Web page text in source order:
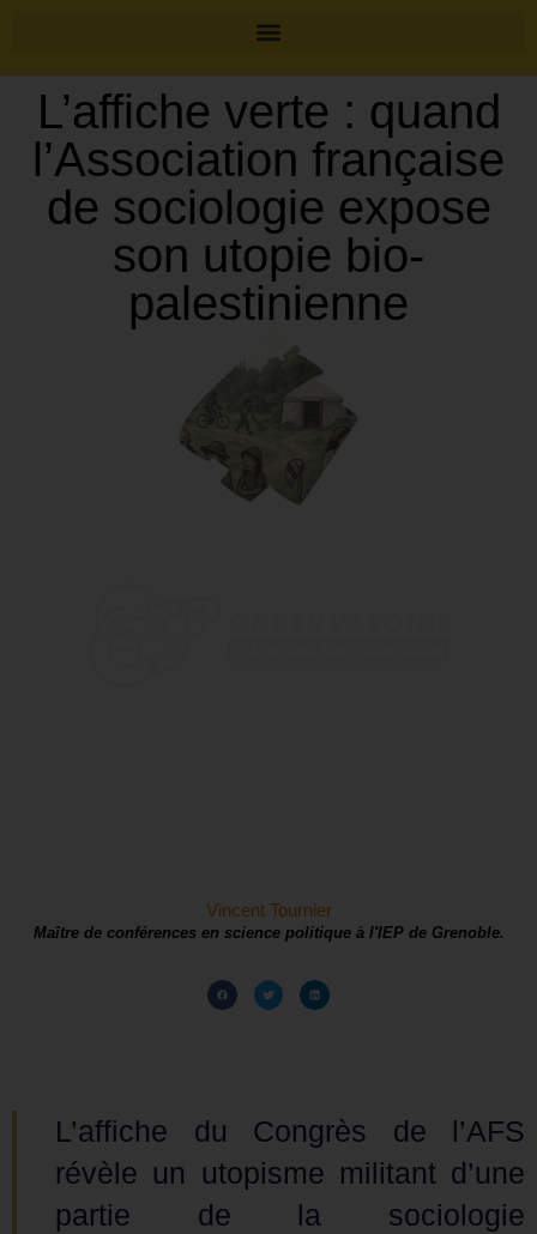
L’affiche verte : quand
l’Association française
de sociologie expose
son utopie bio-
palestinienne
Vincent Tournier
Maître de conférences en science politique à l'IEP de Grenoble.
L’affiche du Congrès de l’AFS
révèle un utopisme militant d’une
partie de la sociologie